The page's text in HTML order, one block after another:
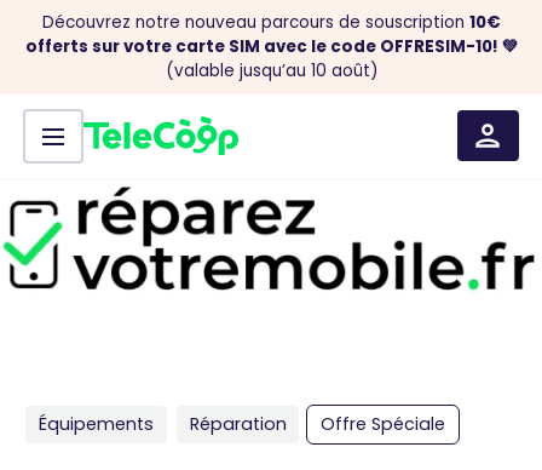
Découvrez notre nouveau parcours de souscription 10€
offerts sur votre carte SIM avec le code OFFRESIM-10! 💚
(valable jusqu’au 10 août)
Aller au contenu
Menu
Équipements Réparation Offre Spéciale